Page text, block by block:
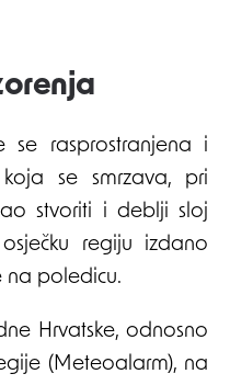
se rasprostranjena i
se smrzava, pri
stvoriti i deblji sloj
regiju izdano
na poledicu.
Hrvatske, odnosno
(Meteoalarm), na